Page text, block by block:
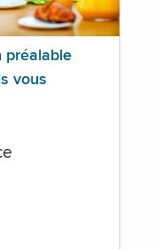
préalable
vous